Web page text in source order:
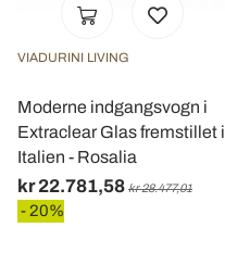
VIADURINI LIVING
Moderne indgangsvogn i
Extraclear Glas fremstillet i
Italien - Rosalia
kr 22.781,58 kr 28.477,01
- 20%